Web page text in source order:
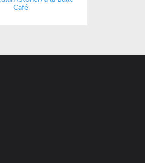
Café